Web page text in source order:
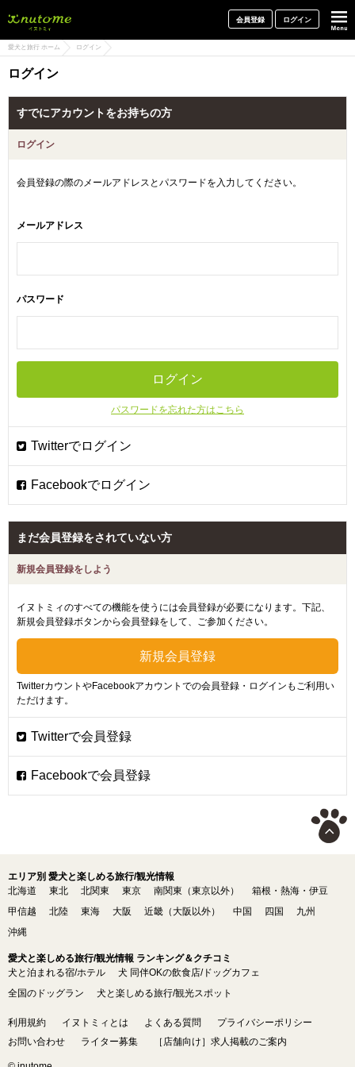
会員登録 ログイン
愛犬と旅行 ホーム ログイン
ログイン
すでにアカウントをお持ちの方
ログイン
会員登録の際のメールアドレスとパスワードを入力してください。
メールアドレス
パスワード
パスワードを忘れた方はこちら
まだ会員登録をされていない方
新規会員登録をしよう
イヌトミィのすべての機能を使うには会員登録が必要になります。下記、
新規会員登録ボタンから会員登録をして、ご参加ください。
TwitterカウントやFacebookアカウントでの会員登録・ログインもご利用い
ただけます。
エリア別 愛犬と楽しめる旅行/観光情報
北海道
東北 北関東 東京 南関東（東京以外）
箱根・熱海・伊豆
甲信越
北陸 東海 大阪 近畿（大阪以外） 中国 四国
九州
沖縄
愛犬と楽しめる旅行/観光情報 ランキング＆クチコミ
犬と泊まれる宿/ホテル
犬 同伴OKの飲食店/ドッグカフェ
全国のドッグラン
犬と楽しめる旅行/観光スポット
利用規約 イヌトミィとは よくある質問
プライバシーポリシー
お問い合わせ
ライター募集 ［店舗向け］求人掲載のご案内